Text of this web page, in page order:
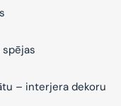
– interjera dekoru